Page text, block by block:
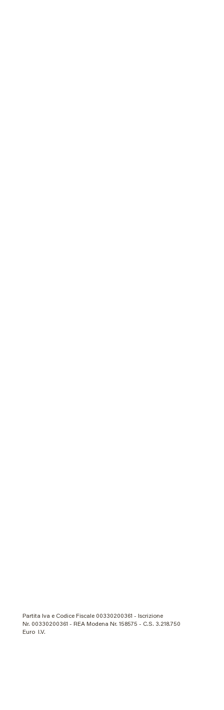
Partita Iva e Codice Fiscale 00330200361 - Iscrizione
Nr. 00330200361 - REA Modena Nr. 158575 - C.S. 3.218.750
Euro I.V.